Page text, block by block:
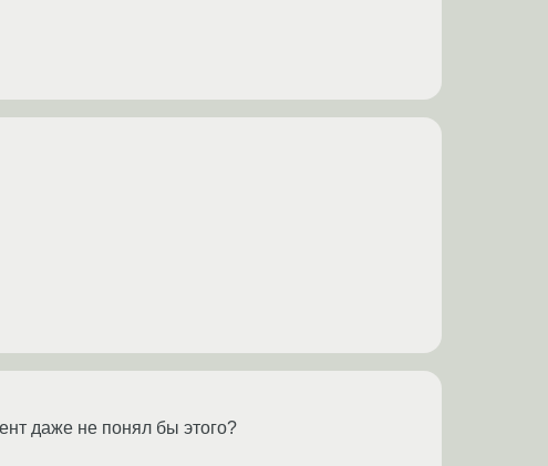
даже не понял бы этого?